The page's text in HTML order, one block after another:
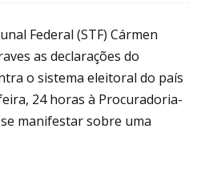
Federal (STF) Cármen
as declarações do
o sistema eleitoral do país
24 horas à Procuradoria-
manifestar sobre uma